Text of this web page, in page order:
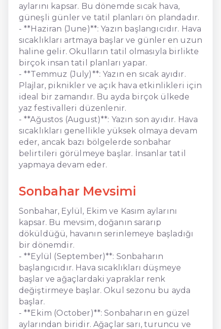
aylarını kapsar. Bu dönemde sıcak hava,
güneşli günler ve tatil planları ön plandadır.
- **Haziran (June)**: Yazın başlangıcıdır. Hava
sıcaklıkları artmaya başlar ve günler en uzun
haline gelir. Okulların tatil olmasıyla birlikte
birçok insan tatil planları yapar.
- **Temmuz (July)**: Yazın en sıcak ayıdır.
Plajlar, piknikler ve açık hava etkinlikleri için
ideal bir zamandır. Bu ayda birçok ülkede
yaz festivalleri düzenlenir.
- **Ağustos (August)**: Yazın son ayıdır. Hava
sıcaklıkları genellikle yüksek olmaya devam
eder, ancak bazı bölgelerde sonbahar
belirtileri görülmeye başlar. İnsanlar tatil
yapmaya devam eder.
Sonbahar Mevsimi
Sonbahar, Eylül, Ekim ve Kasım aylarını
kapsar. Bu mevsim, doğanın sararıp
döküldüğü, havanın serinlemeye başladığı
bir dönemdir.
- **Eylül (September)**: Sonbaharın
başlangıcıdır. Hava sıcaklıkları düşmeye
başlar ve ağaçlardaki yapraklar renk
değiştirmeye başlar. Okul sezonu bu ayda
başlar.
- **Ekim (October)**: Sonbaharın en güzel
aylarından biridir. Ağaçlar sarı, turuncu ve